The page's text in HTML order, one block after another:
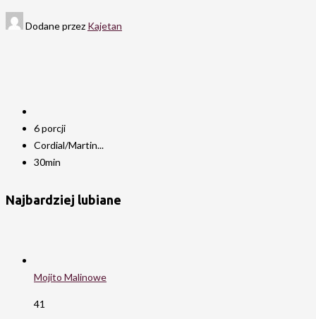
Dodane przez Kajetan
6 porcji
Cordial/Martin...
30min
Najbardziej lubiane
Mojito Malinowe
41